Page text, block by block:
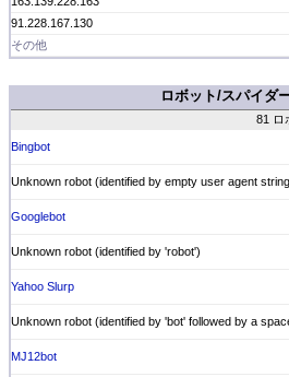
91.228.167.130
その他
ロボット/スパイ
81 ロ
Bingbot
Unknown robot (identified by empty user agent
Googlebot
Unknown robot (identified by 'robot')
Yahoo Slurp
Unknown robot (identified by 'bot' followed by a
MJ12bot